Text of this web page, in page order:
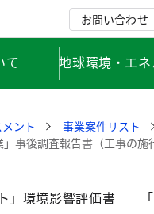
お問い合わせ
て 地球環境・エ
ント 事業案件リスト
」事後調査報告書（工事の施
」環境影響評価書